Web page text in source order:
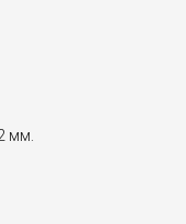
мм.